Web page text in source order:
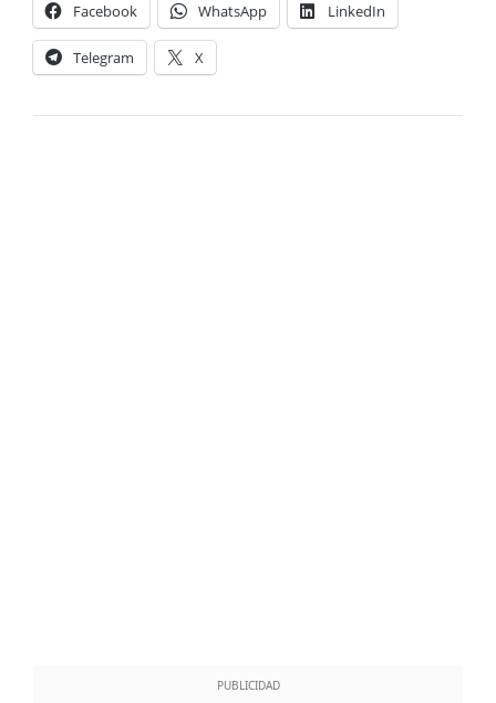
Facebook WhatsApp LinkedIn
Telegram X